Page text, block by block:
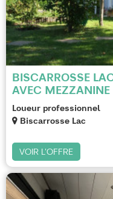
BISCARROSSE
AVEC MEZZANINE
Loueur professionnel
Biscarrosse Lac
VOIR L'OFFRE